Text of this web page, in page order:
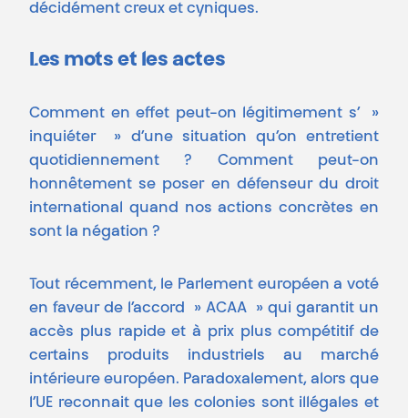
décidément creux et cyniques.
Les mots et les actes
Comment en effet peut-on légitimement s’ »
inquiéter » d’une situation qu’on entretient
quotidiennement ? Comment peut-on
honnêtement se poser en défenseur du droit
international quand nos actions concrètes en
sont la négation ?
Tout récemment, le Parlement européen a voté
en faveur de l’accord » ACAA » qui garantit un
accès plus rapide et à prix plus compétitif de
certains produits industriels au marché
intérieure européen. Paradoxalement, alors que
l’UE reconnait que les colonies sont illégales et